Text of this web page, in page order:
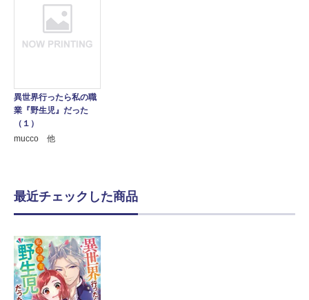
異世界行ったら私の職
業『野生児』だった
（１）
mucco 他
最近チェックした商品